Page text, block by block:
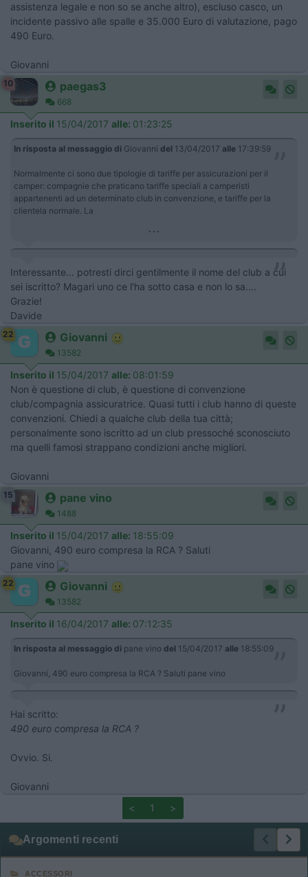
assistenza legale e non so se anche altro), escluso casco, un
incidente passivo alle spalle e 35.000 Euro di valutazione, pago
490 Euro.
Giovanni
10 paegas3
668
Inserito il 15/04/2017 alle: 01:23:25
In risposta al messaggio di Giovanni del 13/04/2017 alle 17:39:59
Normalmente ci sono due tipologie di tariffe per assicurazioni per il
camper: compagnie che praticano tariffe speciali a camperisti
appartenenti ad un determinato club in convenzione, e tariffe per la
clientela normale. La
...
Interessante... potresti dirci gentilmente il nome del club a cui
sei iscritto? Magari uno ce l'ha sotto casa e non lo sa....
Grazie!
Davide
22 Giovanni
13582
Inserito il 15/04/2017 alle: 08:01:59
Non è questione di club, è questione di convenzione
club/compagnia assicuratrice. Quasi tutti i club hanno di queste
convenzioni. Chiedi a qualche club della tua città;
personalmente sono iscritto ad un club pressoché sconosciuto
ma quelli famosi strappano condizioni anche migliori.
Giovanni
15 pane vino
1488
Inserito il 15/04/2017 alle: 18:55:09
Giovanni, 490 euro compresa la RCA ? Saluti
pane vino
22 Giovanni
13582
Inserito il 16/04/2017 alle: 07:12:35
In risposta al messaggio di pane vino del 15/04/2017 alle 18:55:09
Giovanni, 490 euro compresa la RCA ? Saluti pane vino
Hai scritto:
490 euro compresa la RCA ?
Ovvio. Si.
Giovanni
<
1 >
Argomenti recenti
ACCESSORI